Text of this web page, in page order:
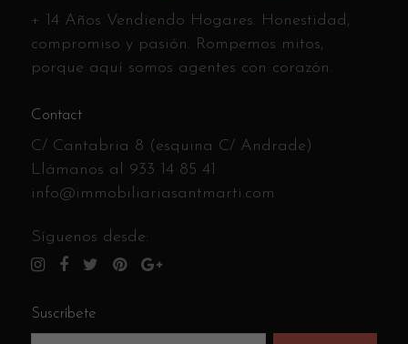
+ 14 Años Vendiendo Hogares. Honestidad,
compromiso y pasión. Rompemos mitos,
porque aquí somos agentes con corazón.
Contact
C/ Cantabria 8 (esquina C/ Andrade)
Llámanos al 933 14 85 41
info@immobiliariasantmarti.com
Síguenos desde:
Suscríbete